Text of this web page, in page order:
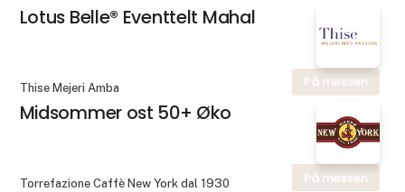
Lotus Belle® Eventtelt Mahal
På messen
Thise Mejeri Amba
Midsommer ost 50+ Øko
På messen
Torrefazione Caffè New York dal 1930